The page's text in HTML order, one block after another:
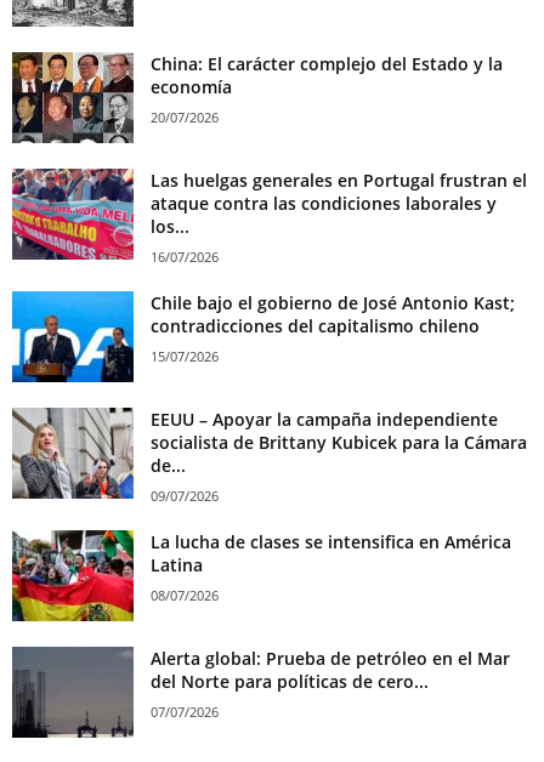
China: El carácter complejo del Estado y la
economía
20/07/2026
Las huelgas generales en Portugal frustran el
ataque contra las condiciones laborales y
los...
16/07/2026
Chile bajo el gobierno de José Antonio Kast;
contradicciones del capitalismo chileno
15/07/2026
EEUU – Apoyar la campaña independiente
socialista de Brittany Kubicek para la Cámara
de...
09/07/2026
La lucha de clases se intensifica en América
Latina
08/07/2026
Alerta global: Prueba de petróleo en el Mar
del Norte para políticas de cero...
07/07/2026